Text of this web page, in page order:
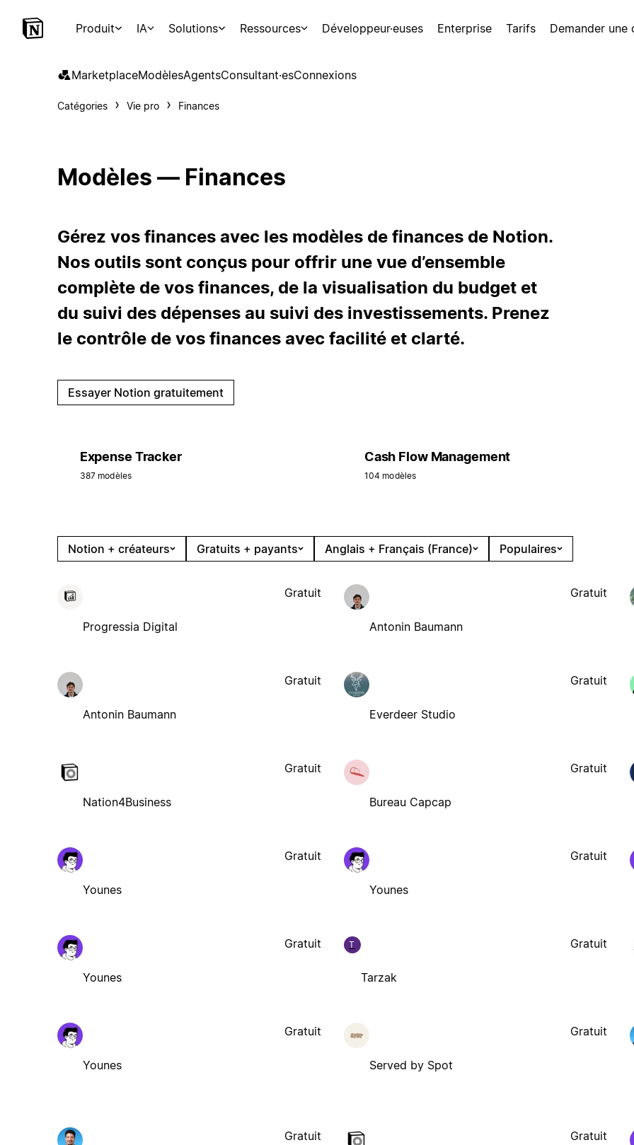
Produit IA Solutions Ressources Développeur·euses Enterprise Tarifs Demander une
MarketplaceModèlesAgentsConsultant·esConnexions
Catégories Vie pro Finances
Modèles — Finances
Gérez vos finances avec les modèles de finances de Notion.
Nos outils sont conçus pour offrir une vue d’ensemble
complète de vos finances, de la visualisation du budget et
du suivi des dépenses au suivi des investissements. Prenez
le contrôle de vos finances avec facilité et clarté.
Essayer Notion gratuitement
Expense Tracker
387 modèles
Cash Flow Management
104 modèles
Notion + créateurs Gratuits + payants Anglais + Français (France) Populaires
Progressia Digital
Gratuit
Antonin Baumann
Gratuit
Antonin Baumann
Gratuit
Everdeer Studio
Gratuit
Nation4Business
Gratuit
Bureau Capcap
Gratuit
Younes
Gratuit
Younes
Gratuit
Younes
Gratuit T
Tarzak
Gratuit
Younes
Gratuit
Served by Spot
Gratuit
Gratuit Gratuit